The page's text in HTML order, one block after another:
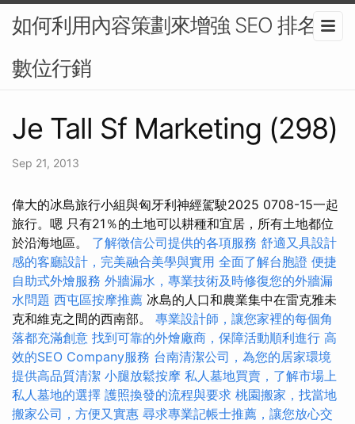
如何利用內容策劃來增強 SEO 排名-
數位行銷
Je Tall Sf Marketing (298)
Sep 21, 2013
偉大的冰島旅行小組與匈牙利神經駕駛2025 0708-15一起
旅行。嗯 只有21％的土地可以耕種和宜居，所有土地都位
於沿海地區。 了解徵信公司提供的各項服務 舒適又具設計
感的客廳設計，完美融合美學與實用 全面了解台胞證 便捷
自助式外燴服務 外牆漏水，專業技術及時修復您的外牆漏
水問題 西屯區按摩推薦 冰島的人口和農業集中在雷克雅未
克和維克之間的西南部。 專業設計師，讓您家裡的每個角
落都充滿創意 找到可靠的外燴廠商，保障活動順利進行 高
效的SEO Company服務 台南清潔公司，為您的居家環境
提供高品質清潔 小腿放鬆按摩 私人墓地買賣，了解市場上
私人墓地的選擇 護照換發的流程與要求 桃園搬家，找當地
搬家公司，方便又實惠 尋求專業記帳士推薦，讓您放心交